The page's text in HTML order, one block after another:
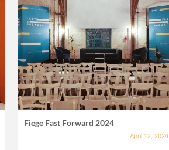
Fiege Fast Forward 2024
April 12, 2024